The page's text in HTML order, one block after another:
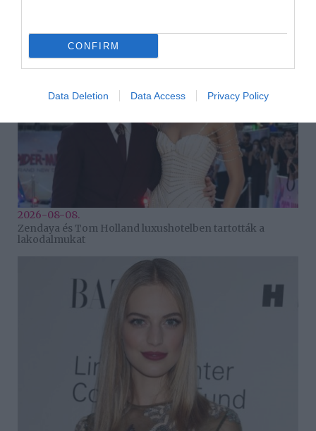
CONFIRM
Data Deletion Data Access Privacy Policy
2026-08-08.
Zendaya és Tom Holland luxushotelben tartották a
lakodalmukat